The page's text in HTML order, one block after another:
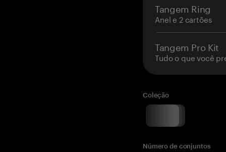
Tangem Ring
Anel e 2 cartões
Tangem Pro Kit
Tudo o que você
Coleção
Número de conjuntos